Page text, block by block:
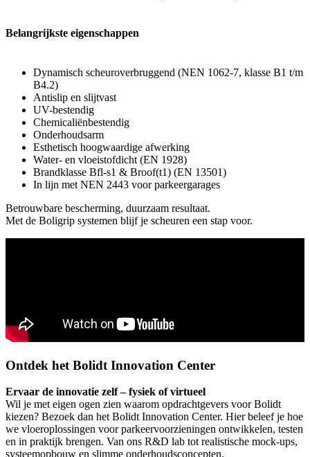
Belangrijkste eigenschappen
Dynamisch scheuroverbruggend (NEN 1062-7, klasse B1 t/m
B4.2)
Antislip en slijtvast
UV-bestendig
Chemicaliënbestendig
Onderhoudsarm
Esthetisch hoogwaardige afwerking
Water- en vloeistofdicht (EN 1928)
Brandklasse Bfl-s1 & Broof(t1) (EN 13501)
In lijn met NEN 2443 voor parkeergarages
Betrouwbare bescherming, duurzaam resultaat.
Met de Boligrip systemen blijf je scheuren een stap voor.
Ontdek het Bolidt Innovation Center
Ervaar de innovatie zelf – fysiek of virtueel
Wil je met eigen ogen zien waarom opdrachtgevers voor Bolidt
kiezen? Bezoek dan het Bolidt Innovation Center. Hier beleef je hoe
we vloeroplossingen voor parkeervoorzieningen ontwikkelen, testen
en in praktijk brengen. Van ons R&D lab tot realistische mock-ups,
systeemopbouw en slimme onderhoudsconcepten.